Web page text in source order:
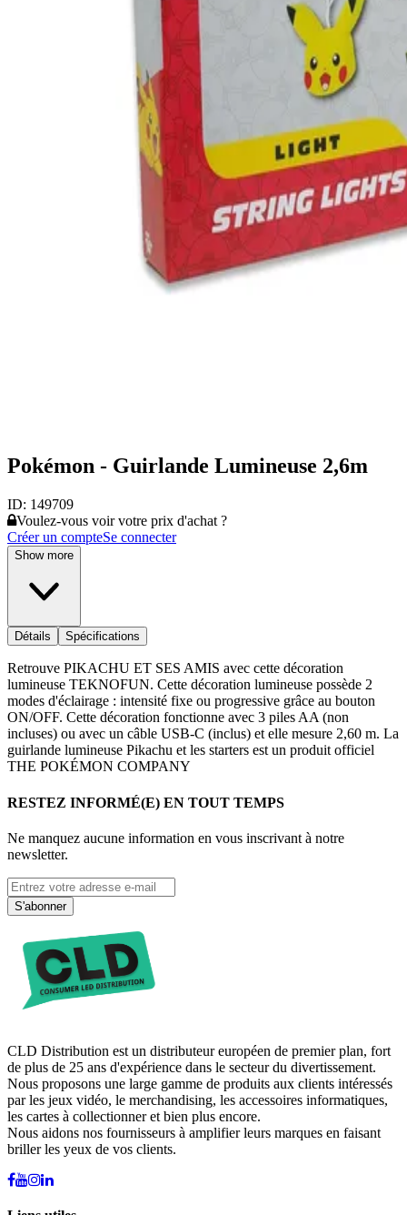
Pokémon - Guirlande Lumineuse 2,6m
ID: 149709
Voulez-vous voir votre prix d'achat ?
Créer un compteSe connecter
Show more
Détails Spécifications
Retrouve PIKACHU ET SES AMIS avec cette décoration
lumineuse TEKNOFUN. Cette décoration lumineuse possède 2
modes d'éclairage : intensité fixe ou progressive grâce au bouton
ON/OFF. Cette décoration fonctionne avec 3 piles AA (non
incluses) ou avec un câble USB-C (inclus) et elle mesure 2,60 m. La
guirlande lumineuse Pikachu et les starters est un produit officiel
THE POKÉMON COMPANY
RESTEZ INFORMÉ(E) EN TOUT TEMPS
Ne manquez aucune information en vous inscrivant à notre
newsletter.
S'abonner
CLD Distribution est un distributeur européen de premier plan, fort
de plus de 25 ans d'expérience dans le secteur du divertissement.
Nous proposons une large gamme de produits aux clients intéressés
par les jeux vidéo, le merchandising, les accessoires informatiques,
les cartes à collectionner et bien plus encore.
Nous aidons nos fournisseurs à amplifier leurs marques en faisant
briller les yeux de vos clients.